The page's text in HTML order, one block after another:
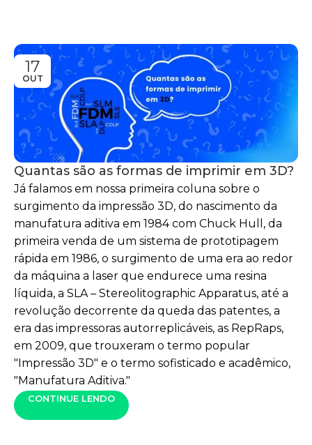
17
OUT
Quantas são as formas de imprimir em 3D?
Já falamos em nossa primeira coluna sobre o
surgimento da impressão 3D, do nascimento da
manufatura aditiva em 1984 com Chuck Hull, da
primeira venda de um sistema de prototipagem
rápida em 1986, o surgimento de uma era ao redor
da máquina a laser que endurece uma resina
líquida, a SLA – Stereolitographic Apparatus, até a
revolução decorrente da queda das patentes, a
era das impressoras autorreplicáveis, as RepRaps,
em 2009, que trouxeram o termo popular
"Impressão 3D" e o termo sofisticado e acadêmico,
"Manufatura Aditiva."
CONTINUE LENDO